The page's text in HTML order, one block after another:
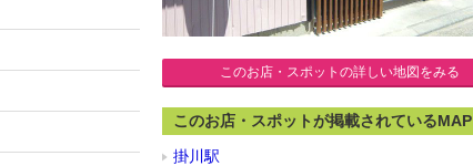
このお店・スポットの詳しい地図をみる
このお店・スポットが掲載されているMAP
掛川駅